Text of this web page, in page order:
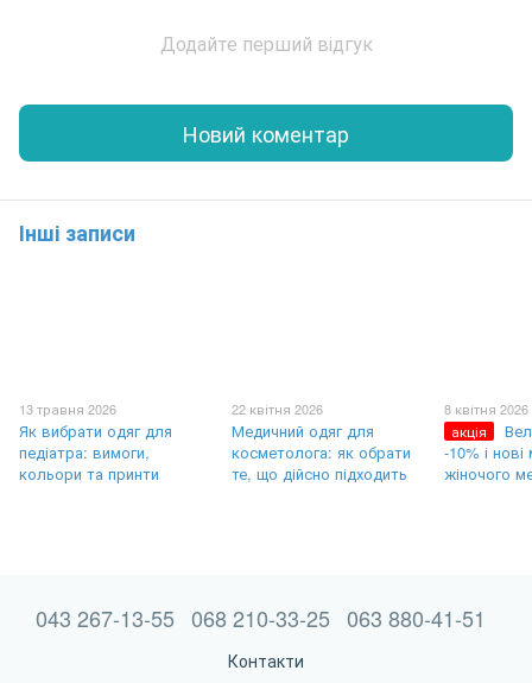
Додайте перший відгук
Новий коментар
Інші записи
13 травня 2026
Як вибрати одяг для
педіатра: вимоги,
кольори та принти
22 квітня 2026
Медичний одяг для
косметолога: як обрати
те, що дійсно підходить
8 квітня 2026
акція
-10% і нові
жіночого
043 267-13-55 068 210-33-25 063 880-41-51
Контакти